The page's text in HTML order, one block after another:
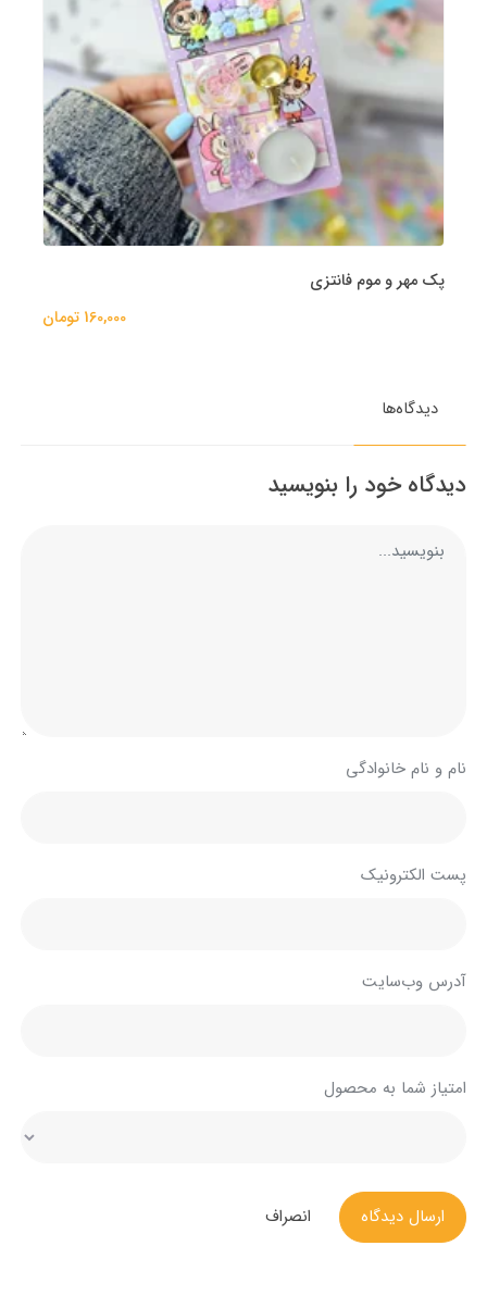
پک مهر و موم فانتزی
160,000 تومان
دیدگاه‌ها
دیدگاه خود را بنویسید
نام و نام خانوادگی
پست الکترونیک
آدرس وب‌سایت
امتیاز شما به محصول
ارسال دیدگاه انصراف